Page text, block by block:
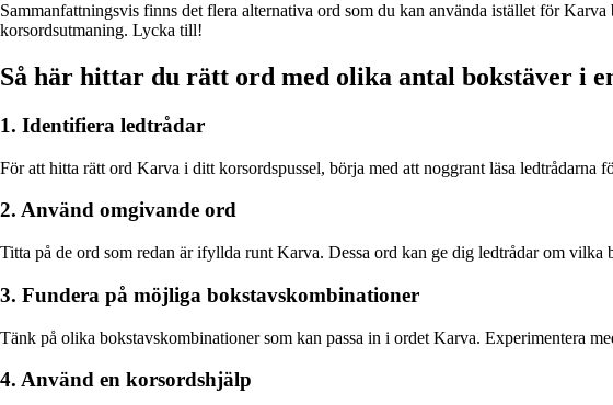
Sammanfattningsvis finns det flera alternativa ord som du kan använda istället för
korsordsutmaning. Lycka till!
Så här hittar du rätt ord med olika antal bokstäver i
1. Identifiera ledtrådar
För att hitta rätt ord Karva i ditt korsordspussel, börja med att noggrant läsa
2. Använd omgivande ord
Titta på de ord som redan är ifyllda runt Karva. Dessa ord kan ge dig ledtrådar om vilka
3. Fundera på möjliga bokstavskombinationer
Tänk på olika bokstavskombinationer som kan passa in i ordet Karva. Experimentera
4. Använd en korsordshjälp